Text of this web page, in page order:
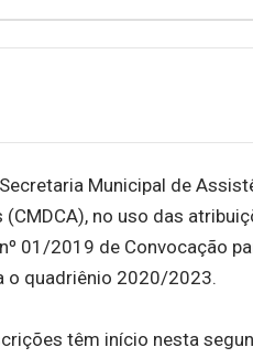
Municipal de
no uso das
01/2019 de Convocação
o quadriênio 2020/2023.
têm início nesta